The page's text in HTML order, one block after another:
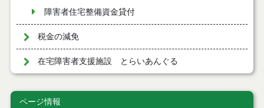
障害者住宅整備資金貸付
税金の減免
在宅障害者支援施設 とらいあんぐる
ページ情報